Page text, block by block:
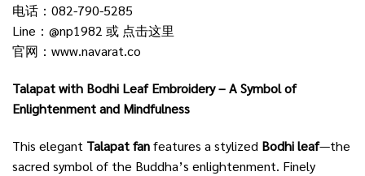
电话：082-790-5285
Line：@np1982 或 点击这里
官网： www.navarat.co
Talapat with Bodhi Leaf Embroidery – A Symbol of
Enlightenment and Mindfulness
This elegant Talapat fanfeatures a stylized Bodhi leaf—the
sacred symbol of the Buddha’s enlightenment. Finely